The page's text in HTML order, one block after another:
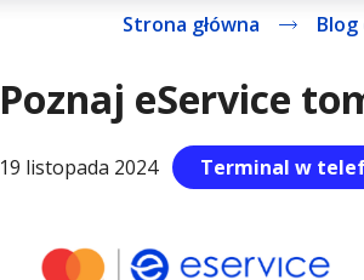
Strona główna Blog
Poznaj eService
19 listopada 2024 Terminal w